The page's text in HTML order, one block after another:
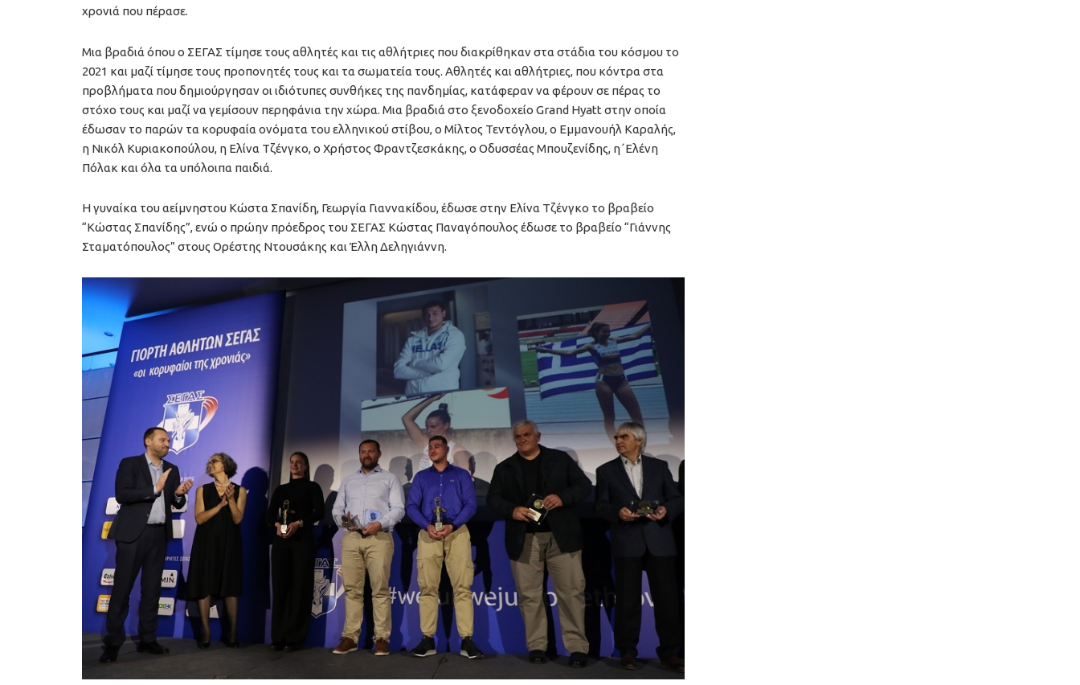
χρονιά που πέρασε.
Μια βραδιά όπου ο ΣΕΓΑΣ τίμησε τους αθλητές και τις αθλήτριες που διακρίθηκαν στα στάδια του κόσμου το
2021 και μαζί τίμησε τους προπονητές τους και τα σωματεία τους. Αθλητές και αθλήτριες, που κόντρα στα
προβλήματα που δημιούργησαν οι ιδιότυπες συνθήκες της πανδημίας, κατάφεραν να φέρουν σε πέρας το
στόχο τους και μαζί να γεμίσουν περηφάνια την χώρα. Μια βραδιά στο ξενοδοχείο Grand Hyatt στην οποία
έδωσαν το παρών τα κορυφαία ονόματα του ελληνικού στίβου, ο Μίλτος Τεντόγλου, ο Εμμανουήλ Καραλής,
η Νικόλ Κυριακοπούλου, η Ελίνα Τζένγκο, ο Χρήστος Φραντζεσκάκης, ο Οδυσσέας Μπουζενίδης, η΄Ελένη
Πόλακ και όλα τα υπόλοιπα παιδιά.
Η γυναίκα του αείμνηστου Κώστα Σπανίδη, Γεωργία Γιαννακίδου, έδωσε στην Ελίνα Τζένγκο το βραβείο
“Κώστας Σπανίδης”, ενώ ο πρώην πρόεδρος του ΣΕΓΑΣ Κώστας Παναγόπουλος έδωσε το βραβείο “Γιάννης
Σταματόπουλος” στους Ορέστης Ντουσάκης και Έλλη Δεληγιάννη.